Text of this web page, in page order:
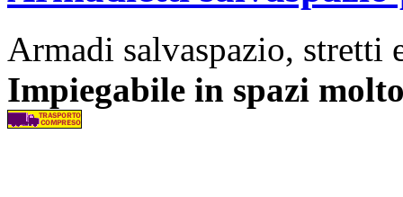
Armadi salvaspazio, stretti
Impiegabile in spazi